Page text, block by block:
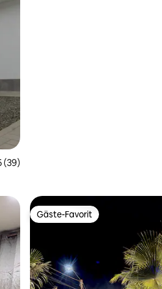
Bewertung: 4,95 von 5,
(39)
Gäste-Favorit
Gäste-Favorit